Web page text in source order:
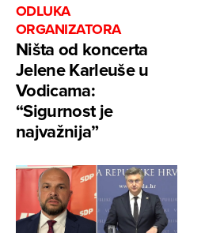
ODLUKA
ORGANIZATORA
Ništa od koncerta
Jelene Karleuše u
Vodicama:
“Sigurnost je
najvažnija”